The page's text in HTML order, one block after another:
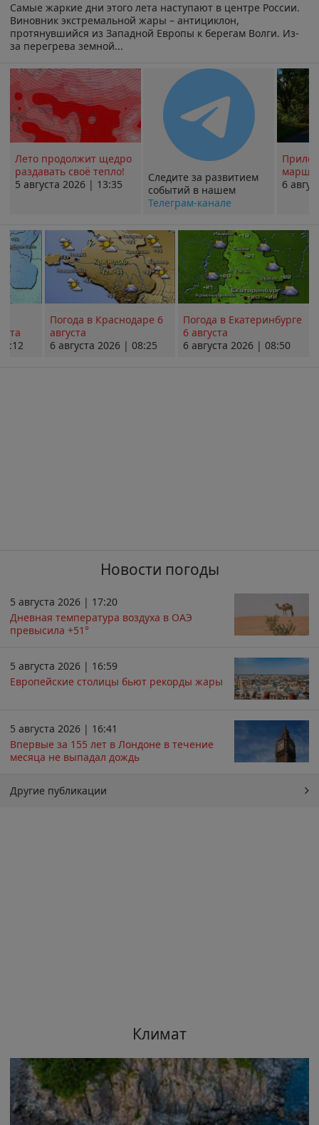
Самые жаркие дни этого лета наступают в центре России.
Виновник экстремальной жары – антициклон,
протянувшийся из Западной Европы к берегам Волги. Из-
за перегрева земной...
Лето продолжит щедро
раздавать своё тепло!
5 августа 2026 | 13:35
Следите за развитием
событий в нашем
Телеграм-канале
6
Погода в Краснодаре 6
августа
6 августа 2026 | 08:25
Погода в Екатеринбурге
6 августа
6 августа 2026 | 08:50
Новости погоды
5 августа 2026 | 17:20
Дневная температура воздуха в ОАЭ
превысила +51°
5 августа 2026 | 16:59
Европейские столицы бьют рекорды жары
5 августа 2026 | 16:41
Впервые за 155 лет в Лондоне в течение
месяца не выпадал дождь
Другие публикации
Климат